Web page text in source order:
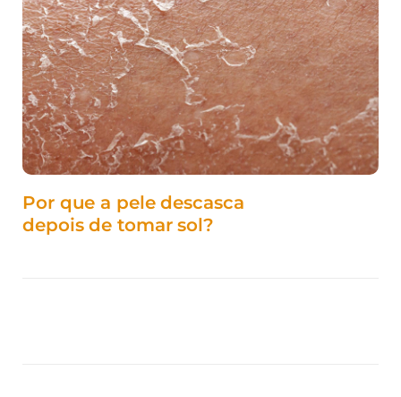
Por que a pele descasca
depois de tomar sol?